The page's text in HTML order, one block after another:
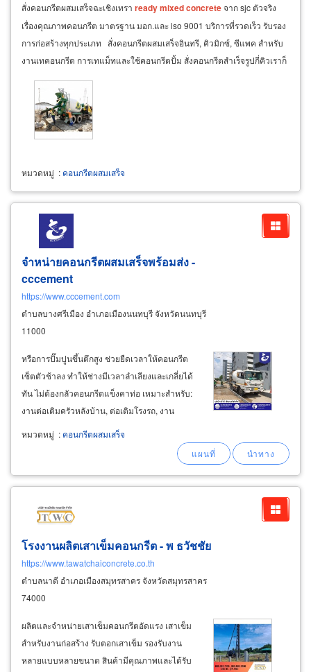
สั่งคอนกรีตผสมเสร็จฉะเชิงเทรา readymixedconcreteจาก sjc ตัวจริง
เรื่องคุณภาพคอนกรีต มาตรฐาน มอก.และ iso 9001 บริการที่รวดเร็ว รับรอง
การก่อสร้างทุกประเภท สั่งคอนกรีตผสมเสร็จอินทรี, คิวมิกซ์, ซีแพค สำหรับ
งานเทคอนกรีต การเทแม็ทและใช้คอนกรีตปั้ม สั่งคอนกรีตสำเร็จรูปกี่คิวเราก็
หมวดหมู่ : คอนกรีตผสมเสร็จ
จำหน่ายคอนกรีตผสมเสร็จพร้อมส่ง -
cccement
https://www.cccement.com
ตำบลบางศรีเมือง อำเภอเมืองนนทบุรี จังหวัดนนทบุรี
11000
หรือการปั๊มปูนขึ้นตึกสูง ช่วยยืดเวลาให้คอนกรีต
เซ็ตตัวช้าลง ทำให้ช่างมีเวลาลำเลียงและเกลี่ยได้
ทัน ไม่ต้องกลัวคอนกรีตแข็งคาท่อ เหมาะสำหรับ:
งานต่อเติมครัวหลังบ้าน, ต่อเติมโรงรถ, งาน
ซ่อมแซมโครงสร้างเก่า, และงานเทคอนกรีตใน
พื้นที่จำกัด คำถามที่พบบ่อย คำถาม: ทำไมจึงควร
หมวดหมู่ : คอนกรีตผสมเสร็จ
โรงงานผลิตเสาเข็มคอนกรีต - พ ธวัชชัย
https://www.tawatchaiconcrete.co.th
ตำบลนาดี อำเภอเมืองสมุทรสาคร จังหวัดสมุทรสาคร
74000
ผลิตและจำหน่ายเสาเข็มคอนกรีตอัดแรง เสาเข็ม
สำหรับงานก่อสร้าง รับตอกเสาเข็ม รองรับงาน
หลายแบบหลายขนาด สินค้ามีคุณภาพและได้รับ